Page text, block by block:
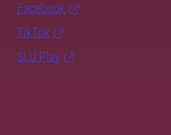
Facebook
TikTok
SLU Play